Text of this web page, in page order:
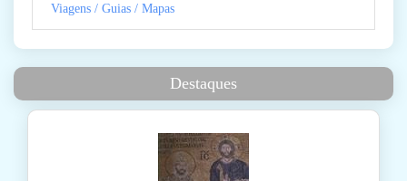
Viagens / Guias / Mapas
Destaques